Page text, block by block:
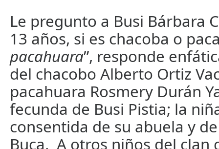
Le pregunto a Busi Bárbara
13 años, si es chacoba o
pacahuara”, responde
del chacobo Alberto Ortiz
pacahuara Rosmery Durán
fecunda de Busi Pistia; la
consentida de su abuela y
Buca. A otros niños del clan